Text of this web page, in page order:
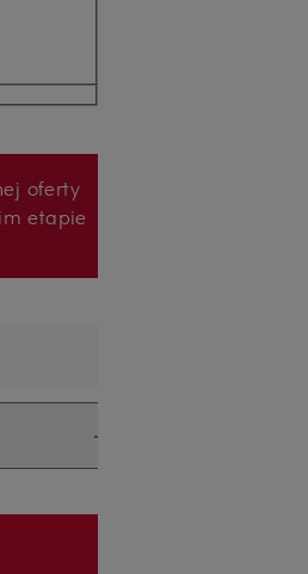
oferty
etapie